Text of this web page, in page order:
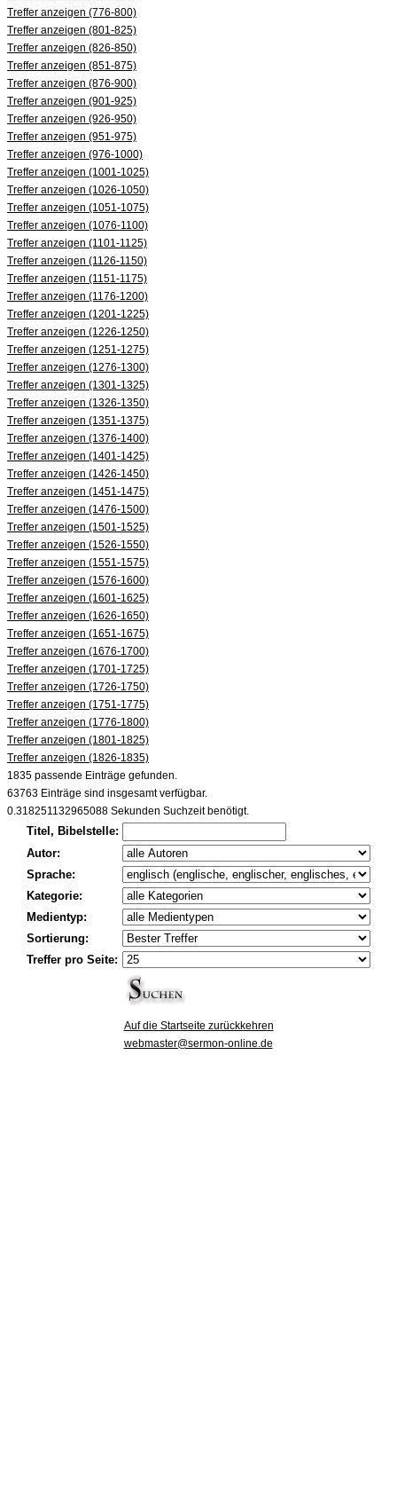
Treffer anzeigen (776-800)
Treffer anzeigen (801-825)
Treffer anzeigen (826-850)
Treffer anzeigen (851-875)
Treffer anzeigen (876-900)
Treffer anzeigen (901-925)
Treffer anzeigen (926-950)
Treffer anzeigen (951-975)
Treffer anzeigen (976-1000)
Treffer anzeigen (1001-1025)
Treffer anzeigen (1026-1050)
Treffer anzeigen (1051-1075)
Treffer anzeigen (1076-1100)
Treffer anzeigen (1101-1125)
Treffer anzeigen (1126-1150)
Treffer anzeigen (1151-1175)
Treffer anzeigen (1176-1200)
Treffer anzeigen (1201-1225)
Treffer anzeigen (1226-1250)
Treffer anzeigen (1251-1275)
Treffer anzeigen (1276-1300)
Treffer anzeigen (1301-1325)
Treffer anzeigen (1326-1350)
Treffer anzeigen (1351-1375)
Treffer anzeigen (1376-1400)
Treffer anzeigen (1401-1425)
Treffer anzeigen (1426-1450)
Treffer anzeigen (1451-1475)
Treffer anzeigen (1476-1500)
Treffer anzeigen (1501-1525)
Treffer anzeigen (1526-1550)
Treffer anzeigen (1551-1575)
Treffer anzeigen (1576-1600)
Treffer anzeigen (1601-1625)
Treffer anzeigen (1626-1650)
Treffer anzeigen (1651-1675)
Treffer anzeigen (1676-1700)
Treffer anzeigen (1701-1725)
Treffer anzeigen (1726-1750)
Treffer anzeigen (1751-1775)
Treffer anzeigen (1776-1800)
Treffer anzeigen (1801-1825)
Treffer anzeigen (1826-1835)
1835 passende Einträge gefunden.
63763 Einträge sind insgesamt verfügbar.
0.318251132965088 Sekunden Suchzeit benötigt.
Titel, Bibelstelle:
Autor:
Sprache:
Kategorie:
Medientyp:
Sortierung:
Treffer pro Seite:
Auf die Startseite zurückkehren
webmaster@sermon-online.de